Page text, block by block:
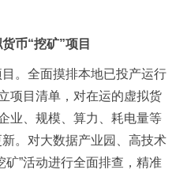
币“挖矿”项目
目。全面摸排本地已投产运行
项目清单，对在运的虚拟货
业、规模、算力、耗电量等
。对大数据产业园、高技术
矿”活动进行全面排查，精准